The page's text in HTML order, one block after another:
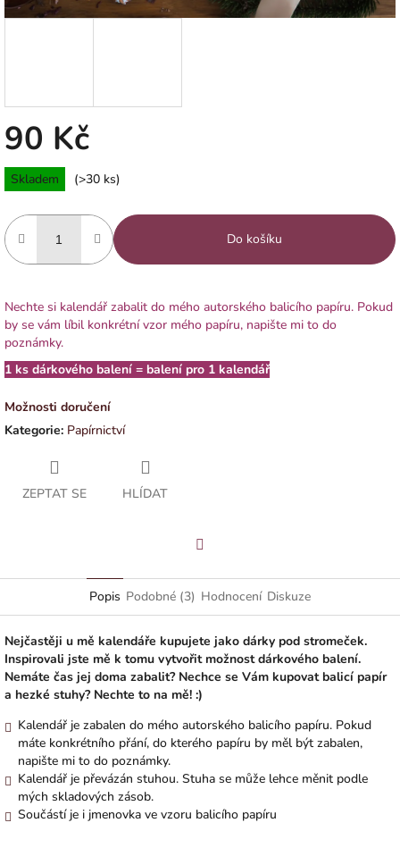
90 Kč
Měrná
cena:
Skladem (>30 ks)
Do košíku
Nechte si kalendář zabalit do mého autorského balicího papíru. Pokud
by se vám líbil konkrétní vzor mého papíru, napište mi to do
poznámky.
1 ks dárkového balení = balení pro 1 kalendář
Možnosti doručení
Kategorie: Papírnictví
ZEPTAT SE HLÍDAT
Popis Podobné (3) Hodnocení Diskuze
Nejčastěji u mě kalendáře kupujete jako dárky pod stromeček.
Inspirovali jste mě k tomu vytvořit možnost dárkového balení.
Nemáte čas jej doma zabalit? Nechce se Vám kupovat balicí papír
a hezké stuhy? Nechte to na mě! :)
Kalendář je zabalen do mého autorského balicího papíru. Pokud
máte konkrétního přání, do kterého papíru by měl být zabalen,
napište mi to do poznámky.
Kalendář je převázán stuhou. Stuha se může lehce měnit podle
mých skladových zásob.
Součástí je i jmenovka ve vzoru balicího papíru